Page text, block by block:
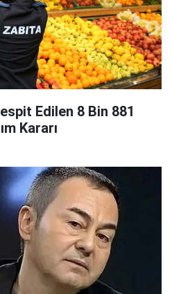
Edilen 8 Bin 881
Kararı